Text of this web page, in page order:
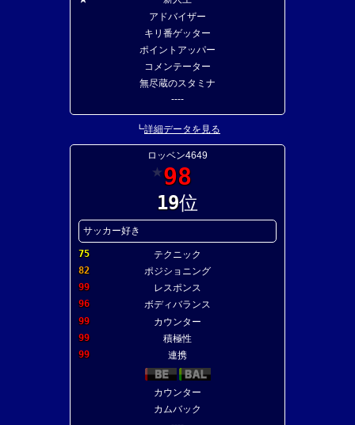
アドバイザー
キリ番ゲッター
ポイントアッパー
コメンテーター
無尽蔵のスタミナ
----
┗詳細データを見る
ロッベン4649
★98
19位
サッカー好き
75
テクニック
82
ポジショニング
99
レスポンス
96
ボディバランス
99
カウンター
99
積極性
99
連携
カウンター
カムバック